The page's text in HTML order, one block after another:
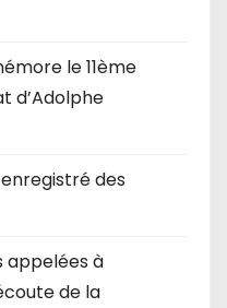
le 11ème
d’Adolphe
des
appelées à
de la